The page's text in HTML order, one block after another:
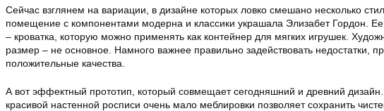
Сейчас взглянем на вариации, в дизайне которых ловко смешано несколько
помещение с компонентами модерна и классики украшала Элизабет Гордон. Ее
– кроватка, которую можно применять как контейнер для мягких игрушек.
размер – не основное. Намного важнее правильно задействовать недостатки,
положительные качества.
А вот эффектный прототип, который совмещает сегодняшний и древний
красивой настенной росписи очень мало меблировки позволяет сохранить